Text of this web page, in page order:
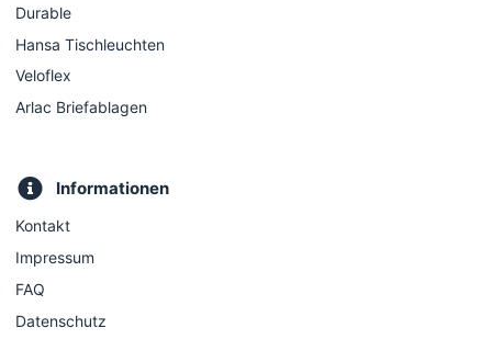
Durable
Hansa Tischleuchten
Veloflex
Arlac Briefablagen
Informationen
Kontakt
Impressum
FAQ
Datenschutz